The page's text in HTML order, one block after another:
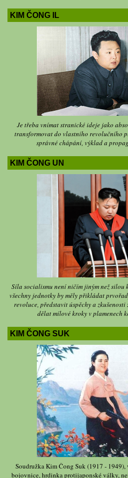
KIM ČONG IL
Je třeba vnímat stranické ideje jako
transformovat do vlastního revolučního
správné chápání, výklad a
KIM ČONG UN
Síla socialismu není ničím jiným než silou
všechny jednotky by měly přikládat
revoluce, představit úspěchy a
dělat mílové kroky v plamenech
KIM ČONG SUK
Soudružka Kim Čong Suk (1917 -
bojovnice, hrdinka protijaponské války,